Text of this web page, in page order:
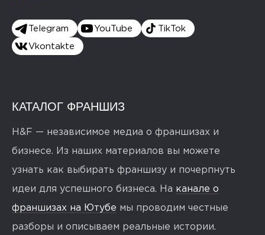
Telegram YouTube TikTok
Vkontakte
КАТАЛОГ ФРАНШИЗ
H&F — независимое медиа о франшизах и
бизнесе. Из наших материалов вы можете
узнать как выбирать франшизу и почерпнуть
идеи для успешного бизнеса. На канале о
франшизах на Ютубе мы проводим честные
разборы и описываем реальные истории.